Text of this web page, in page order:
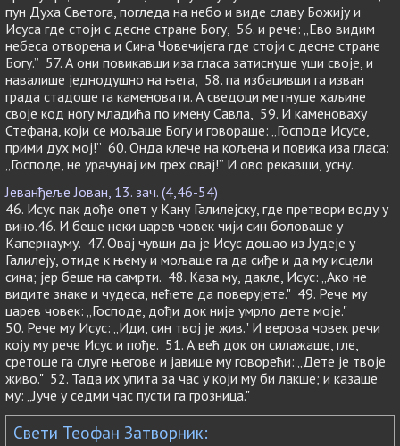
пун Духа Светога, погледа на небо и виде славу Божију и
Исуса где стоји с десне стране Богу, 56. и рече: „Ево видим
небеса отворена и Сина Човечијега где стоји с десне стране
Богу.” 57. А они повикавши иза гласа затиснуше уши своје, и
навалише једнодушно на њега, 58. па избацивши га изван
града стадоше га каменовати. А сведоци метнуше хаљине
своје код ногу младића по имену Савла, 59. И каменоваху
Стефана, који се мољаше Богу и говораше: „Господе Исусе,
прими дух мој!” 60. Онда клече на кољена и повика иза гласа:
„Господе, не урачунај им грех овај!” И ово рекавши, усну.
Јеванђеље Јован, 13. зач. (4,46-54)
46. Исус пак дође опет у Кану Галилејску, где претвори воду у
вино.46. И беше неки царев човек чији син боловаше у
Капернауму. 47. Овај чувши да је Исус дошао из Јудеје у
Галилеју, отиде к њему и мољаше га да сиђе и да му исцели
сина; јер беше на самрти. 48. Каза му, дакле, Исус: „Ако не
видите знаке и чудеса, нећете да поверујете." 49. Рече му
царев човек: „Господе, дођи док није умрло дете моје."
50. Рече му Исус: „Иди, син твој је жив." И верова човек речи
коју му рече Исус и пође. 51. А већ док он силажаше, гле,
сретоше га слуге његове и јавише му говорећи: „Дете је твоје
живо." 52. Тада их упита за час у који му би лакше; и казаше
му: „Јуче у седми час пусти га грозница."
Свети Теофан Затворник: